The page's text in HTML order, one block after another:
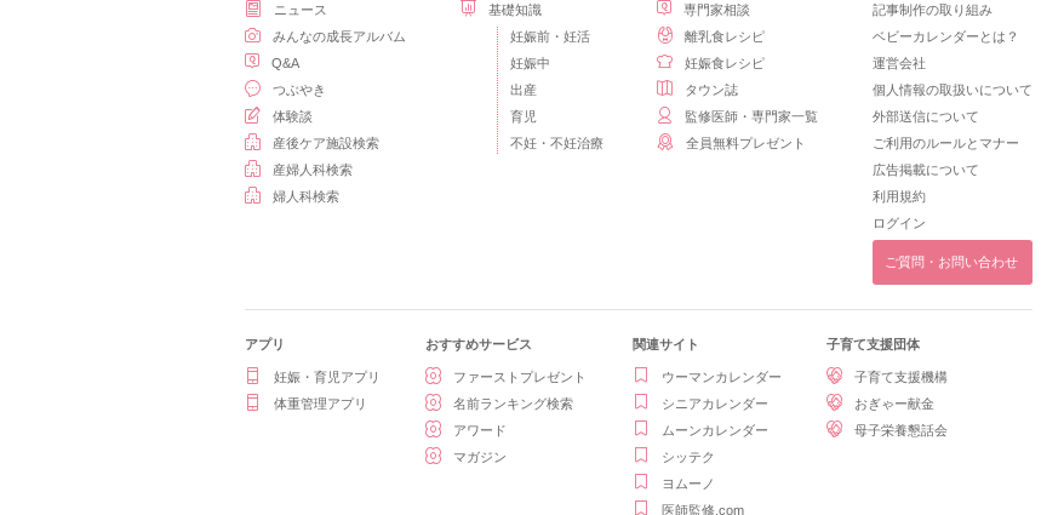
ニュース
みんなの成長アルバム
Q&A
つぶやき
体験談
産後ケア施設検索
産婦人科検索
婦人科検索
基礎知識
妊娠前・妊活
妊娠中
出産
育児
不妊・不妊治療
専門家相談
離乳食レシピ
妊娠食レシピ
タウン誌
監修医師・専門家一覧
全員無料プレゼント
記事制作の取り組み
ベビーカレンダーとは？
運営会社
個人情報の取扱いについて
外部送信について
ご利用のルールとマナー
広告掲載について
利用規約
ログイン
ご質問・お問い合わせ
アプリ
妊娠・育児アプリ
体重管理アプリ
おすすめサービス
ファーストプレゼント
名前ランキング検索
アワード
マガジン
関連サイト
ウーマンカレンダー
シニアカレンダー
ムーンカレンダー
シッテク
ヨムーノ
医師監修.com
子育て支援団体
子育て支援機構
おぎゃー献金
母子栄養懇話会